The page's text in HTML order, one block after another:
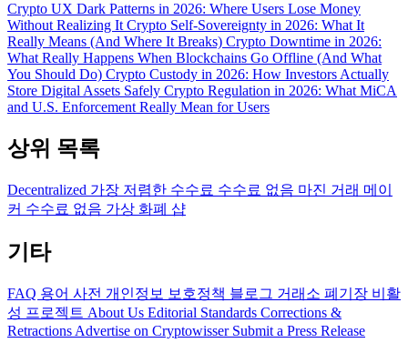
Crypto UX Dark Patterns in 2026: Where Users Lose Money
Without Realizing It Crypto Self-Sovereignty in 2026: What It
Really Means (And Where It Breaks) Crypto Downtime in 2026:
What Really Happens When Blockchains Go Offline (And What
You Should Do) Crypto Custody in 2026: How Investors Actually
Store Digital Assets Safely Crypto Regulation in 2026: What MiCA
and U.S. Enforcement Really Mean for Users
상위 목록
Decentralized 가장 저렴한 수수료 수수료 없음 마진 거래 메이
커 수수료 없음 가상 화폐 샵
기타
FAQ 용어 사전 개인정보 보호정책 블로그 거래소 폐기장 비활
성 프로젝트 About Us Editorial Standards Corrections &
Retractions Advertise on Cryptowisser Submit a Press Release